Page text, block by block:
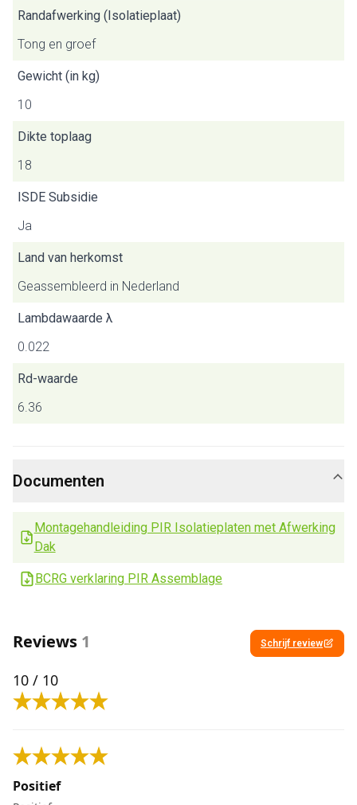
Randafwerking (Isolatieplaat)
Tong en groef
Gewicht (in kg)
10
Dikte toplaag
18
ISDE Subsidie
Ja
Land van herkomst
Geassembleerd in Nederland
Lambdawaarde λ
0.022
Rd-waarde
6.36
Documenten
Montagehandleiding PIR Isolatieplaten met Afwerking
Dak
BCRG verklaring PIR Assemblage
Reviews 1 Schrijf review
10 / 10
Positief